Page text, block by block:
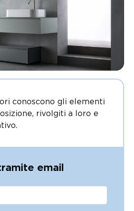
conoscono gli elementi
rivolgiti a loro e
email